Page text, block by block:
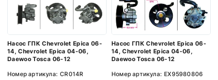
Насос ГПК Chevrolet Epica 06-
14, Chevrolet Epica 04-06,
Daewoo Tosca 06-12
Номер артикула: CR014R
Насос ГПК Chevrolet Epica 06-
14, Chevrolet Epica 04-06,
Daewoo Tosca 06-12
Номер артикула: EX95980806